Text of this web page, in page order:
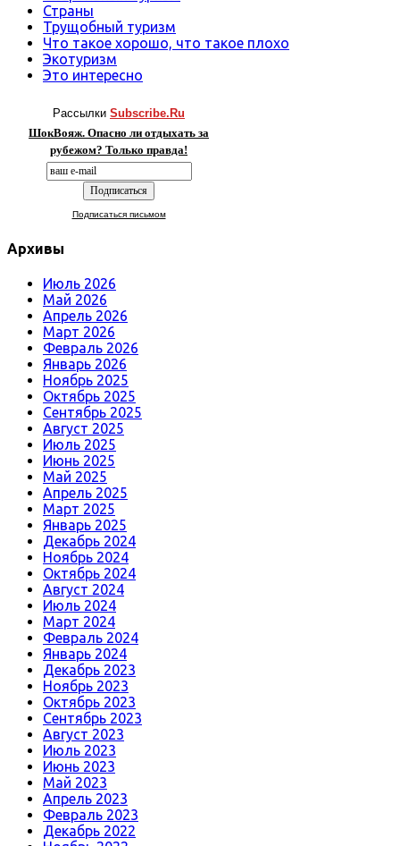
Страны
Трущобный туризм
Что такое хорошо, что такое плохо
Экотуризм
Это интересно
Рассылки Subscribe.Ru
ШокВояж. Опасно ли отдыхать за
рубежом? Только правда!
Подписаться письмом
Архивы
Июль 2026
Май 2026
Апрель 2026
Март 2026
Февраль 2026
Январь 2026
Ноябрь 2025
Октябрь 2025
Сентябрь 2025
Август 2025
Июль 2025
Июнь 2025
Май 2025
Апрель 2025
Март 2025
Январь 2025
Декабрь 2024
Ноябрь 2024
Октябрь 2024
Август 2024
Июль 2024
Март 2024
Февраль 2024
Январь 2024
Декабрь 2023
Ноябрь 2023
Октябрь 2023
Сентябрь 2023
Август 2023
Июль 2023
Июнь 2023
Май 2023
Апрель 2023
Февраль 2023
Декабрь 2022